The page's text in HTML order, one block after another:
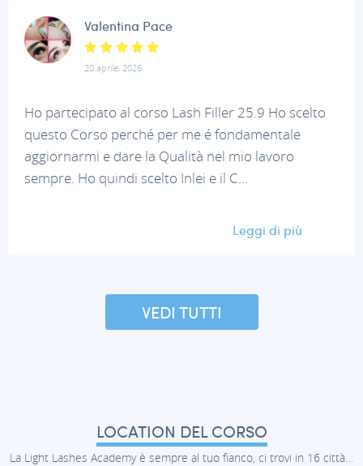
Valentina Pace
20 aprile, 2026
Ho partecipato al corso Lash Filler 25.9 Ho scelto
questo Corso perché per me é fondamentale
aggiornarmi e dare la Qualità nel mio lavoro
sempre. Ho quindi scelto Inlei e il C...
Leggi di più
VEDI TUTTI
LOCATION DEL CORSO
La Light Lashes Academy è sempre al tuo fianco, ci trovi in 16 città…